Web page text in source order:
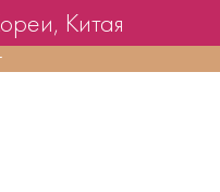
Китая